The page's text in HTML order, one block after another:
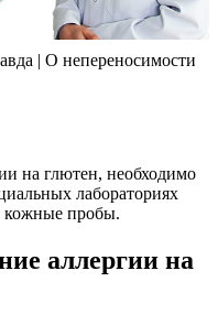
| О непереносимости
на глютен, необходимо
лабораториях
кожные пробы.
аллергии на